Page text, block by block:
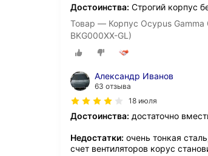
Достоинства: Строгий корпус
Товар — Корпус Ocypus Gamma
BKG000XX-GL)
Александр Иванов
63 отзыва
18 июля
Достоинства: достаточно
Недостатки: очень тонкая
счет вентиляторов корус